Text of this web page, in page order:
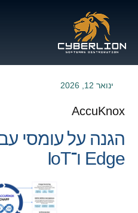
ינואר 12, 2026
AccuKnox
Edge ו־IoT